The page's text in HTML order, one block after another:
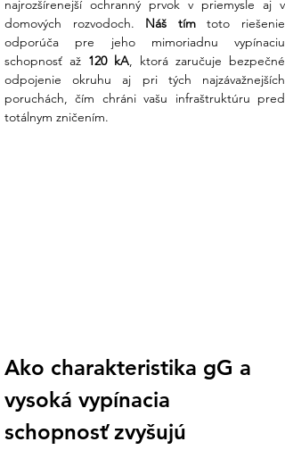
priemyselných inštaláciách.
Extrémna vypínacia schopnosť (120
kA): Poistka je schopná bezpečne
prerušiť aj veľmi vysoké skratové prúdy,
čo chráni citlivé nadväzujúce
komponenty pred zničením.
uľahčuje recykláciu a spĺňa moderné
Koniec technickej neistote:
istí, či je charakteristika gG vhodná pre
najrozšírenejší ochranný prvok v priemysle aj v
domových rozvodoch. Náš tím toto riešenie
odporúča pre jeho mimoriadnu vypínaciu
schopnosť až 120 kA, ktorá zaručuje bezpečné
odpojenie okruhu aj pri tých najzávažnejších
poruchách, čím chráni vašu infraštruktúru pred
totálnym zničením.
Ako charakteristika gG a
vysoká vypínacia
schopnosť zvyšujú